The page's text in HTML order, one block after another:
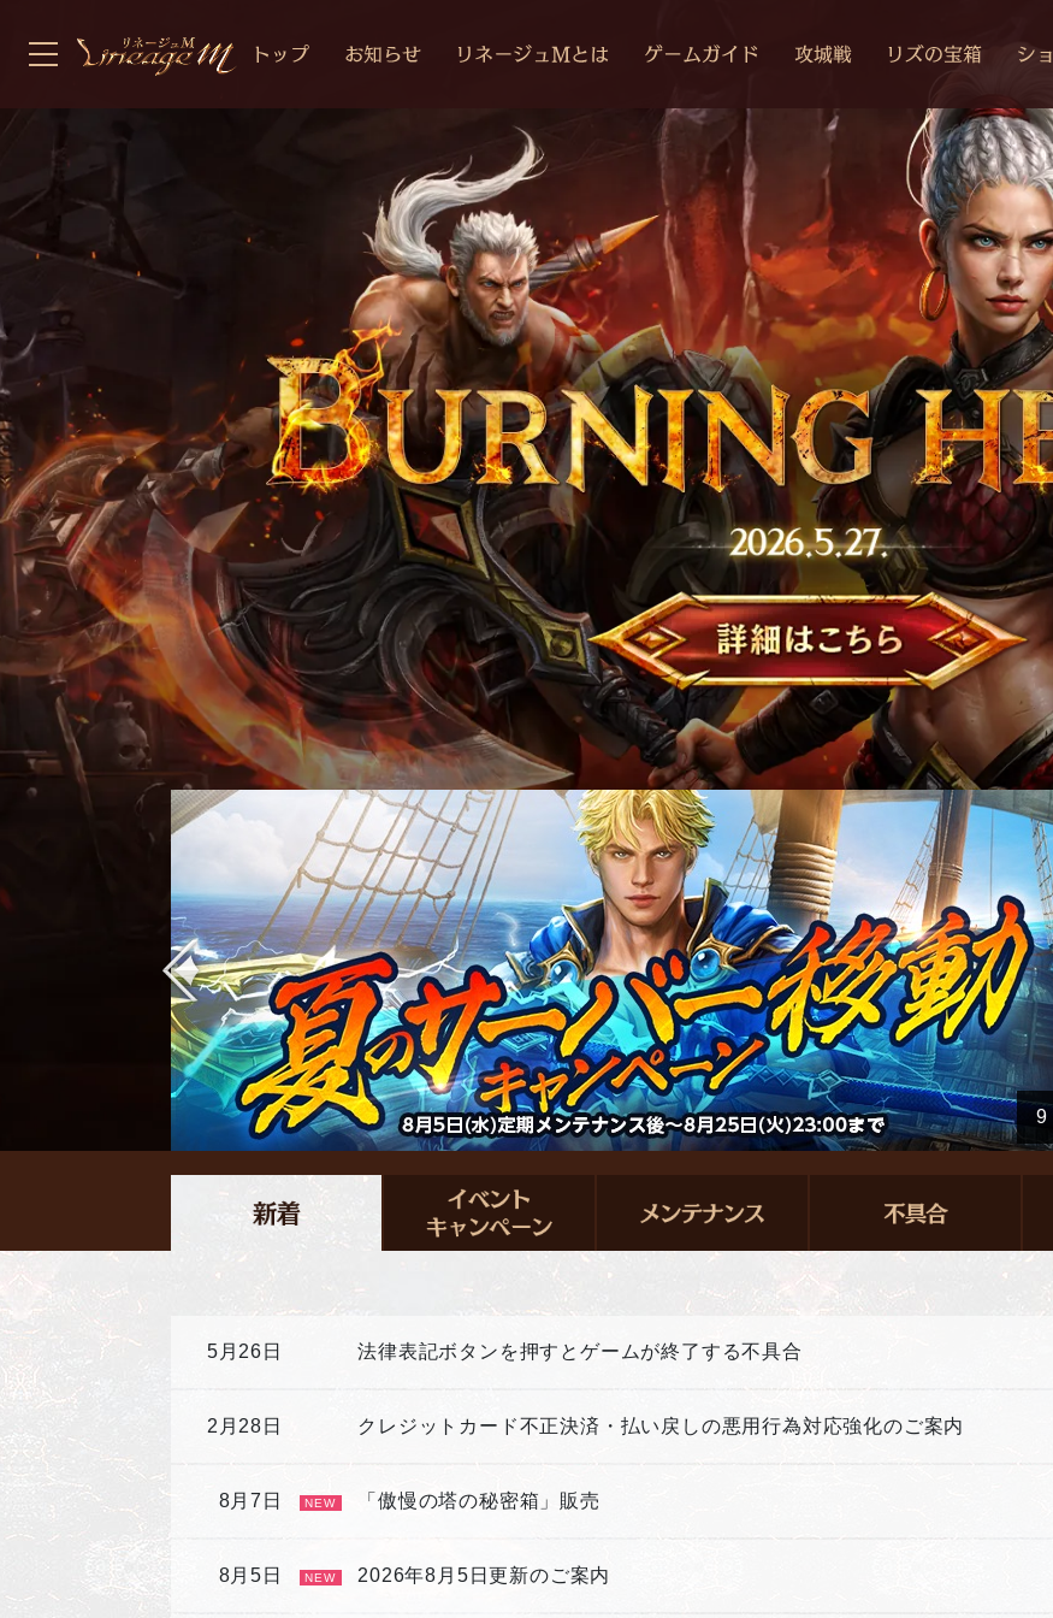
10
5月26日 法律表記ボタンを押すとゲームが終了する不具合
2月28日 クレジットカード不正決済・払い戻しの悪用行為対応強化のご案内
8月7日 NEW 「傲慢の塔の秘密箱」販売
8月5日 NEW 2026年8月5日更新のご案内